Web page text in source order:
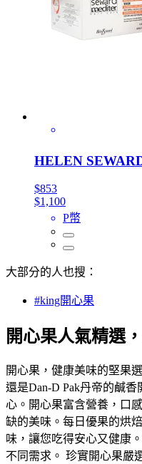
HELEN
$853
$1,100
P幣
大部分的人也搜：
#king開心果
開心果人氣精選
開心果，健康美味的堅果
還是Dan-D Pak丹帝的鹹
心。開心果富含營養，口
缺的美味。每日優果的烘
味，讓您吃得安心又健康
不同需求。 珍實開心果嚴